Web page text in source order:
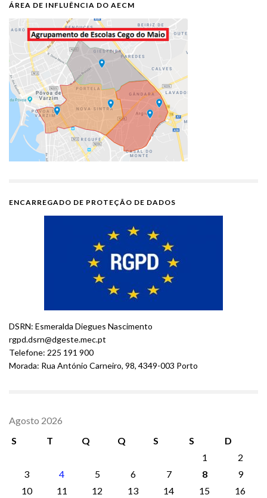
ÁREA DE INFLUÊNCIA DO AECM
ENCARREGADO DE PROTEÇÃO DE DADOS
DSRN: Esmeralda Diegues Nascimento
rgpd.dsrn@dgeste.mec.pt
Telefone: 225 191 900
Morada: Rua António Carneiro, 98, 4349-003 Porto
Agosto 2026
S
T Q Q S S
D
1
2
3
4 5 6 7 8
9
10
11 12 13 14 15
16